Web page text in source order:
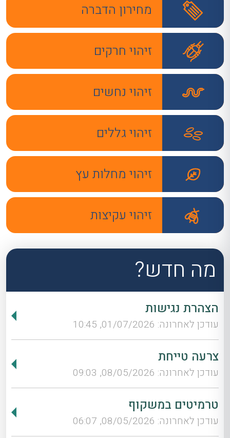
מחירון הדברה
זיהוי חרקים
זיהוי נחשים
זיהוי גללים
זיהוי מחלות עץ
זיהוי עקיצות
מה חדש?
הצהרת נגישות
עודכן לאחרונה: 01/07/2026, 10:45
צרעה טייחת
עודכן לאחרונה: 08/05/2026, 09:03
טרמיטים במשקוף
עודכן לאחרונה: 08/05/2026, 06:07